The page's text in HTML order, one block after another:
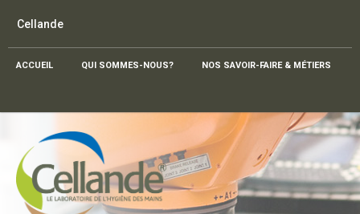
Cellande
ACCUEIL QUI SOMMES-NOUS? NOS SAVOIR-FAIRE & MÉTIERS